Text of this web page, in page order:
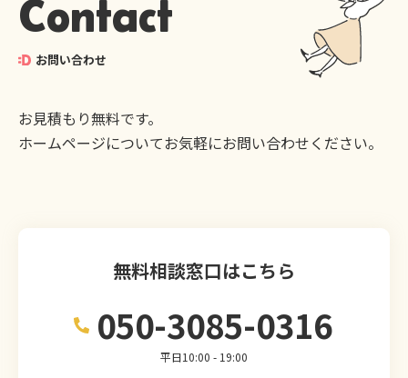
Contact
お問い合わせ
お見積もり無料です。
ホームページについてお気軽にお問い合わせください。
無料相談窓口はこちら
050-3085-0316
平日10:00 - 19:00